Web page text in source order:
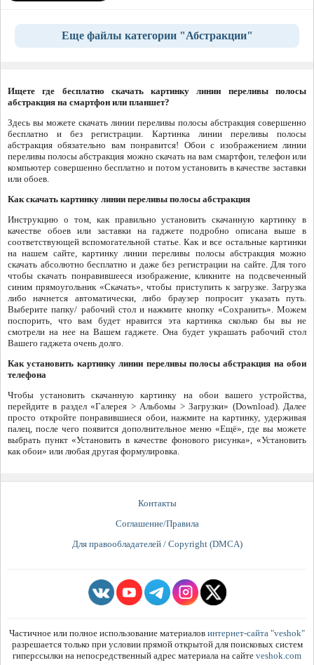
Еще файлы категории "Абстракции"
Ищете где бесплатно скачать картинку линии переливы полосы
абстракция на смартфон или планшет?
Здесь вы можете скачать линии переливы полосы абстракция совершенно
бесплатно и без регистрации. Картинка линии переливы полосы
абстракция обязательно вам понравится! Обои с изображением линии
переливы полосы абстракция можно скачать на вам смартфон, телефон или
компьютер совершенно бесплатно и потом установить в качестве заставки
или обоев.
Как скачать картинку линии переливы полосы абстракция
Инструкцию о том, как правильно установить скачанную картинку в
качестве обоев или заставки на гаджете подробно описана выше в
соответствующей вспомогательной статье. Как и все остальные картинки
на нашем сайте, картинку линии переливы полосы абстракция можно
скачать абсолютно бесплатно и даже без регистрации на сайте. Для того
чтобы скачать понравившееся изображение, кликните на подсвеченный
синим прямоугольник «Скачать», чтобы приступить к загрузке. Загрузка
либо начнется автоматически, либо браузер попросит указать путь.
Выберите папку/ рабочий стол и нажмите кнопку «Сохранить». Можем
поспорить, что вам будет нравится эта картинка сколько бы вы не
смотрели на нее на Вашем гаджете. Она будет украшать рабочий стол
Вашего гаджета очень долго.
Как установить картинку линии переливы полосы абстракция на обои
телефона
Чтобы установить скачанную картинку на обои вашего устройства,
перейдите в раздел «Галерея > Альбомы > Загрузки» (Download). Далее
просто откройте понравившиеся обои, нажмите на картинку, удерживая
палец, после чего появится дополнительное меню «Ещё», где вы можете
выбрать пункт «Установить в качестве фонового рисунка», «Установить
как обои» или любая другая формулировка.
Контакты
Соглашение/Правила
Для правообладателей / Copyright (DMCA)
Частичное или полное использование материалов интернет-сайта "veshok"
разрешается только при условии прямой открытой для поисковых систем
гиперссылки на непосредственный адрес материала на сайте veshok.com